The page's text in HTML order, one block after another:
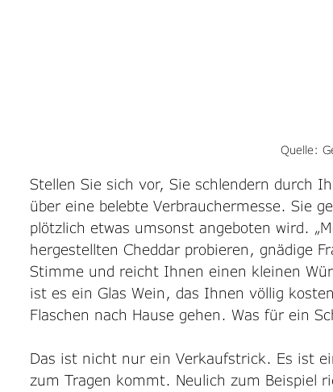
Quelle:
Stellen Sie sich vor, Sie schlendern durch
über eine belebte Verbrauchermesse. Sie
plötzlich etwas umsonst angeboten wird.
hergestellten Cheddar probieren, gnädige
Stimme und reicht Ihnen einen kleinen
ist es ein Glas Wein, das Ihnen völlig
Flaschen nach Hause gehen. Was für ein
Das ist nicht nur ein Verkaufstrick. Es ist
zum Tragen kommt. Neulich zum Beispiel